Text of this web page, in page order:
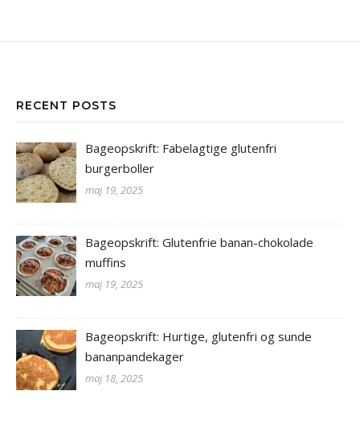
RECENT POSTS
Bageopskrift: Fabelagtige glutenfri
burgerboller
maj 19, 2025
Bageopskrift: Glutenfrie banan-chokolade
muffins
maj 19, 2025
Bageopskrift: Hurtige, glutenfri og sunde
bananpandekager
maj 18, 2025